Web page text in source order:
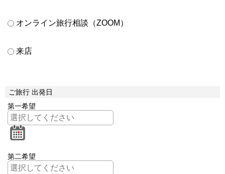
オンライン旅行相談（ZOOM）
来店
ご旅行 出発日
第一希望
第二希望